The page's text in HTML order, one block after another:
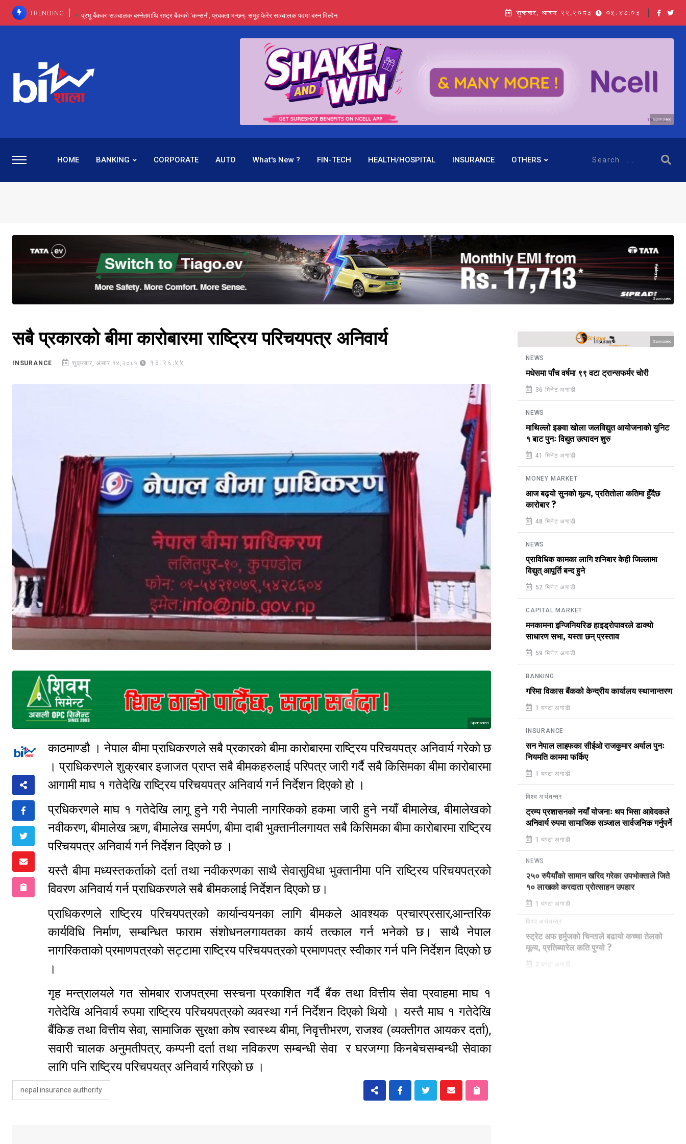
TRENDING प्रभू बैंकका सञ्चालक बस्नेतमाथि राष्ट्र बैंकको ‘कन्सर्न’, प्रवक्ता भन्छन्- समूह फेरेर सञ्चालक पदमा बस्न मिल्दैन
प्रभू बैंकमा सेञ्चुरीबाट आएका कर्मचारीमाथि हदैसम्मको विभेदः एउटै पदमा दुई थरि तलब, वर्षमै ९२ हजार घाटा !
कमाइमा गरिमाको दमदार छलाङ, सेयरधनीलाई २० प्रतिशत लाभांश दिने क्षमता
प्रभु बैंकमा रमिता : सर्वसाधारणबाट छिरेका बस्नेत संस्थापक बनेर निरन्तर, राष्ट्र बैंक किन मौन ?
शुक्रबार, श्रावण २२,२०८३ 05:47:04
Sponsored
HOME BANKING CORPORATE AUTO What's New ? FIN-TECH HEALTH/HOSPITAL INSURANCE OTHERS
Sponsored
सबै प्रकारको बीमा कारोबारमा राष्ट्रिय परिचयपत्र अनिवार्य
INSURANCE शुक्रबार, असार १४,२०८१ 13:26:55
Sponsored
काठमाण्डौ । नेपाल बीमा प्राधिकरणले सबै प्रकारको बीमा कारोबारमा राष्ट्रिय परिचयपत्र अनिवार्य गरेको छ
। प्राधिकरणले शुक्रबार इजाजत प्राप्त सबै बीमकहरुलाई परिपत्र जारी गर्दै सबै किसिमका बीमा कारोबारमा
आगामी माघ १ गतेदेखि राष्ट्रिय परिचयपत्र अनिवार्य गर्न निर्देशन दिएको हो ।
प्रधिकरणले माघ १ गतेदेखि लागू हुने गरी नेपाली नागरिकको हकमा जारी हुने नयाँ बीमालेख, बीमालेखको
नवीकरण, बीमालेख ऋण, बीमालेख समर्पण, बीमा दाबी भुक्तानीलगायत सबै किसिमका बीमा कारोबारमा राष्ट्रिय
परिचयपत्र अनिवार्य गर्न निर्देशन दिएको छ ।
यस्तै बीमा मध्यस्तकर्ताको दर्ता तथा नवीकरणका साथै सेवासुविधा भुक्तानीमा पनि राष्ट्रिय परिचयपत्रको
विवरण अनिवार्य गर्न प्राधिकरणले सबै बीमकलाई निर्देशन दिएको छ।
प्राधिकरणले राष्ट्रिय परिचयपत्रको कार्यान्वयनका लागि बीमकले आवश्यक प्रचारप्रसार,आन्तरिक
कार्यविधि निर्माण, सम्बन्धित फाराम संशोधनलगायतका कार्य तत्काल गर्न भनेको छ। साथै नेपाल
नागरिकताको प्रमाणपत्रको सट्टामा राष्ट्रिय परिचयपत्रको प्रमाणपत्र स्वीकार गर्न पनि निर्देशन दिएको छ
।
गृह मन्त्रालयले गत सोमबार राजपत्रमा सस्चना प्रकाशित गर्दै बैंक तथा वित्तीय सेवा प्रवाहमा माघ १
गतेदेखि अनिवार्य रुपमा राष्ट्रिय परिचयपत्रको व्यवस्था गर्न निर्देशन दिएको थियो । यस्तै माघ १ गतेदेखि
बैंकिङ तथा वित्तीय सेवा, सामाजिक सुरक्षा कोष स्वास्थ्य बीमा, निवृत्तीभरण, राजश्व (व्यक्तीगत आयकर दर्ता),
सवारी चालक अनुमतीपत्र, कम्पनी दर्ता तथा नविकरण सम्बन्धी सेवा र घरजग्गा किनबेचसम्बन्धी सेवाका
लागि पनि राष्ट्रिय परिचपयत्र अनिवार्य गरिएको छ ।
nepal insurance authority
Sponsored
NEWS
मधेसमा पाँच वर्षमा ९९ वटा ट्रान्सफर्मर चोरी
36 मिनेट अगाडी
NEWS
माथिल्लो इङवा खोला जलविद्युत आयोजनाको युनिट
१ बाट पुनः विद्युत उत्पादन शुरु
41 मिनेट अगाडी
MONEY MARKET
आज बढ्यो सुनको मूल्य, प्रतितोला कतिमा हुँदैछ
कारोबार ?
48 मिनेट अगाडी
NEWS
प्राविधिक कामका लागि शनिबार केही जिल्लामा
विद्युत् आपूर्ति बन्द हुने
52 मिनेट अगाडी
CAPITAL MARKET
मनकामना इन्जिनियरिङ हाइड्रोपावरले डाक्यो
साधारण सभा, यस्ता छन् प्रस्ताव
59 मिनेट अगाडी
BANKING
गरिमा विकास बैंकको केन्द्रीय कार्यालय स्थानान्तरण
1 घण्टा अगाडी
INSURANCE
सन नेपाल लाइफका सीईओ राजकुमार अर्याल पुनः
नियमति काममा फर्किए
1 घण्टा अगाडी
विश्व अर्थतन्त्र
ट्रम्प प्रशासनको नयाँ योजनाः थप भिसा आवेदकले
अनिवार्य रुपमा सामाजिक सञ्जाल सार्वजनिक गर्नुपर्ने
1 घण्टा अगाडी
NEWS
२५० रुपैयाँको सामान खरिद गरेका उपभोक्ताले जिते
१० लाखको करदाता प्रोत्साहन उपहार
1 घण्टा अगाडी
स्ट्रेट अफ हर्मुजको चिन्ताले बढायो कच्चा तेलको
मूल्य, प्रतिब्यारेल कति पुग्यो ?